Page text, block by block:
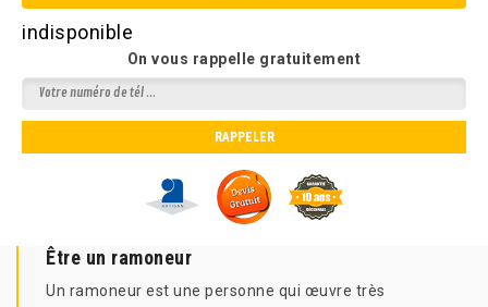
indisponible
On vous rappelle gratuitement
Être un ramoneur
Un ramoneur est une personne qui œuvre très